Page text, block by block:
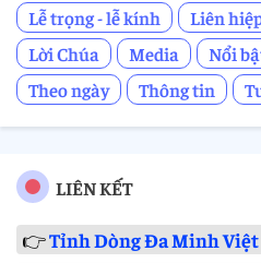
Lễ trọng - lễ kính
Liên
Lời Chúa
Media Nổi
Theo ngày
Thông tin
LIÊN KẾT
👉Tỉnh Dòng Đa Minh Việt